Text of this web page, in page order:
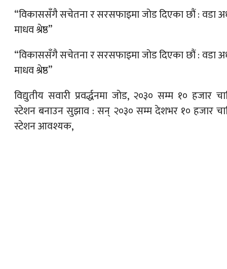
“विकाससँगै सचेतना र सरसफाइमा जोड दिएका छौं : वडा
माधव श्रेष्ठ”
“विकाससँगै सचेतना र सरसफाइमा जोड दिएका छौं : वडा
माधव श्रेष्ठ”
विद्युतीय सवारी प्रवर्द्धनमा जोड, २०३० सम्म १० हजार
स्टेशन बनाउन सुझाव : सन् २०३० सम्म देशभर १० हजार
स्टेशन आवश्यक,